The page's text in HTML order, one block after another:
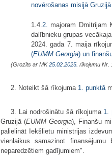
novērošanas misijā
1.4. 2.
majoram Dmitrijam
dalībnieku grupas
2024. gada 7. maija
(EUMM Georgia) un
(Grozīts ar MK25.02.2025. rīkojumu Nr.
2. Noteikt šā rīkojuma 1. punktā
3. Lai nodrošinātu šā rīkojuma 1.
Gruzijā (EUMM Georgia), Finanšu
palielināt Iekšlietu ministrijas
vienlaikus samazinot
neparedzētiem gadījumiem".